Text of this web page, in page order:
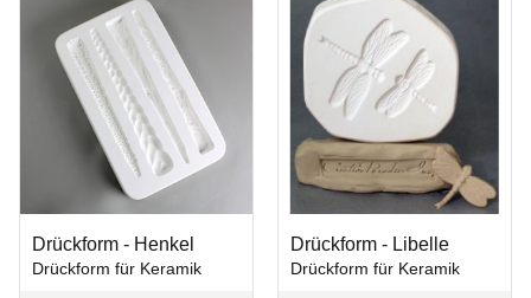
Drückform - Henkel
Drückform für Keramik
Drückform - Libelle
Drückform für Keramik